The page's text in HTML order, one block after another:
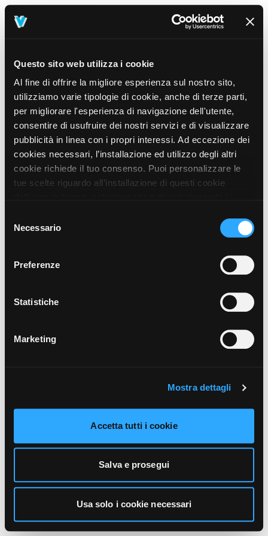
Questo sito web utilizza i cookie
Al fine di offrire la migliore esperienza sul nostro sito,
utilizziamo varie tipologie di cookie, anche di terze parti,
per migliorare l'esperienza di navigazione dell'utente,
consentire di usufruire dei nostri servizi e di visualizzare
pubblicità in linea con i propri interessi. Ad eccezione dei
cookies necessari, l’installazione ed utilizzo degli altri
cookie richiede il tuo consenso. Puoi personalizzare le
tue scelte riguardo all’installazione di questi cookie
prosegui” o decidere di accettare tutti i cookie, cliccando
sul pulsante “Accetta tutti i cookie”. Cliccando sul tasto
unicamente i cookie necessari alla navigazione. Per
funzionamento, puoi prendere visione dell’informativa
cliccando qui.
delNecessario
Preferenze
Statistiche
Marketing
Mostra dettagli
Accetta tutti i cookie
Salva e prosegui
Usa solo i cookie necessari
404